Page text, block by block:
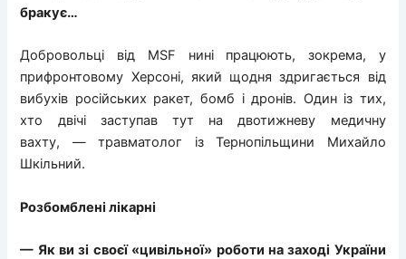
бракує…
Добровольці від MSF нині працюють, зокрема, у
прифронтовому Херсоні, який щодня здригається від
вибухів російських ракет, бомб і дронів. Один із тих,
хто двічі заступав тут на двотижневу медичну
вахту, — травматолог із Тернопільщини Михайло
Шкільний.
Розбомблені лікарні
— Як ви зі своєї «цивільної» роботи на заході України